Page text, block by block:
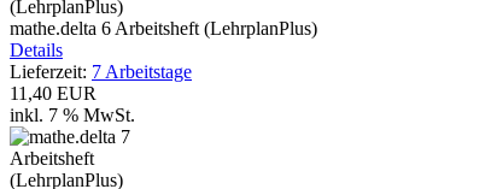
mathe.delta 6 Arbeitsheft (LehrplanPlus)
Details
Lieferzeit: 7 Arbeitstage
11,40 EUR
inkl. 7 % MwSt.